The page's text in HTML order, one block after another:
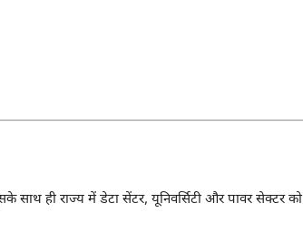
साथ ही राज्य में डेटा सेंटर, यूनिवर्सिटी और पावर सेक्टर को